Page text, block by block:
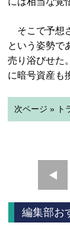
そこで予想
という姿勢で
売り浴びせた
に暗号資産も
次ページ » ト
へ
編集部お